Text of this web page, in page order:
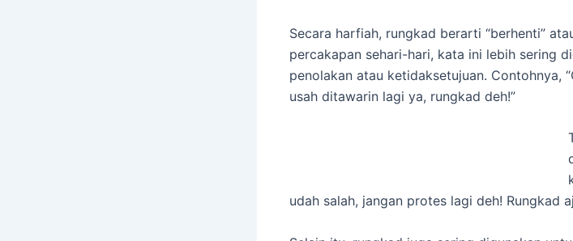
Secara harfiah, rungkad berarti “berhenti”
percakapan sehari-hari, kata ini lebih sering
penolakan atau ketidaksetujuan. Contohnya,
usah ditawarin lagi ya, rungkad deh!”
udah salah, jangan protes lagi deh! Rungkad